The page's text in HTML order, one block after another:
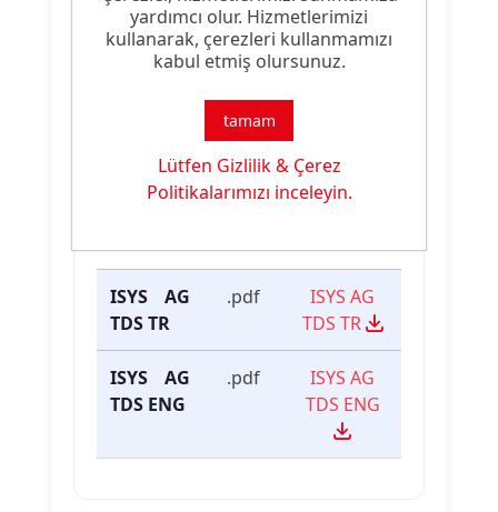
Ürün
Antibakteriyel Apre
Ürün Dokümanları
ISYS AG
TDS TR
.pdf
ISYS AG
TDS TR
ISYS AG
TDS ENG
.pdf
ISYS AG
TDS ENG
yardımcı olur. Hizmetlerimizi
kullanarak, çerezleri kullanmamızı
kabul etmiş olursunuz.
tamam
Lütfen Gizlilik & Çerez
Politikalarımızı inceleyin.